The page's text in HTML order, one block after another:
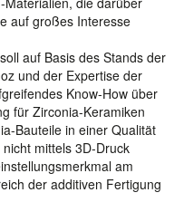
auf großes Interesse
auf Basis des Stands der
und der Expertise der
Know-How über
für Zirconia-Keramiken
Bauteile in einer Qualität
mittels 3D-Druck
am
der additiven Fertigung